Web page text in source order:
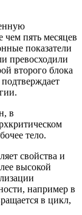
чем пять месяцев
показатели
превосходили
второго блока
в
тело.
свойства и
высокой
например в
в цикл,